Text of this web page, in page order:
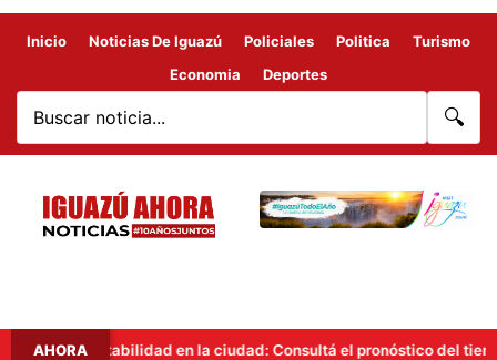
Inicio Noticias De Iguazú Policiales Politica
Turismo
Economia
Deportes
🔍
AHORA
Inestabilidad en la ciudad: Consultá el pronóstico del tiempo